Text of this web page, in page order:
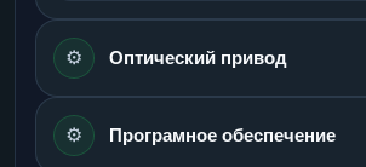
⚙️ Оптический привод
⚙️ Програмное обеспечение